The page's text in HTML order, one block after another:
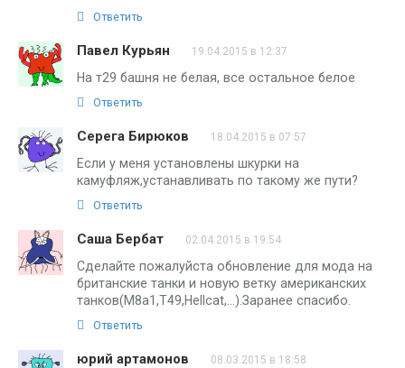
Ответить
Павел Курьян 19.04.2015 в 12:37
На т29 башня не белая, все остальное белое
Ответить
Серега Бирюков 18.04.2015 в 07:57
Если у меня установлены шкурки на
камуфляж,устанавливать по такому же пути?
Ответить
Саша Бербат 02.04.2015 в 19:54
Сделайте пожалуйста обновление для мода на
британские танки и новую ветку американских
танков(M8a1,T49,Hellcat,…).Заранее спасибо.
Ответить
юрий артамонов 08.03.2015 в 18:58